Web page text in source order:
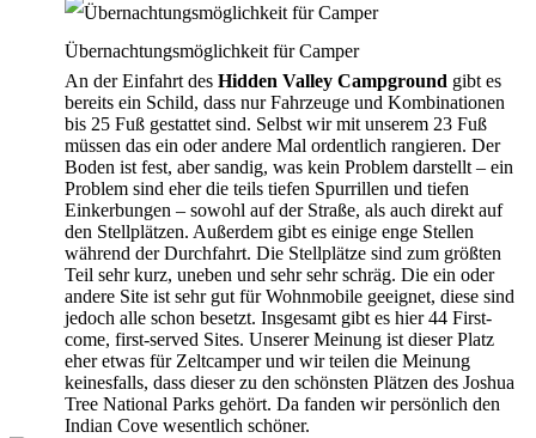
Übernachtungsmöglichkeit für Camper
An der Einfahrt des Hidden Valley Campground gibt es
bereits ein Schild, dass nur Fahrzeuge und Kombinationen
bis 25 Fuß gestattet sind. Selbst wir mit unserem 23 Fuß
müssen das ein oder andere Mal ordentlich rangieren. Der
Boden ist fest, aber sandig, was kein Problem darstellt – ein
Problem sind eher die teils tiefen Spurrillen und tiefen
Einkerbungen – sowohl auf der Straße, als auch direkt auf
den Stellplätzen. Außerdem gibt es einige enge Stellen
während der Durchfahrt. Die Stellplätze sind zum größten
Teil sehr kurz, uneben und sehr sehr schräg. Die ein oder
andere Site ist sehr gut für Wohnmobile geeignet, diese sind
jedoch alle schon besetzt. Insgesamt gibt es hier 44 First-
come, first-served Sites. Unserer Meinung ist dieser Platz
eher etwas für Zeltcamper und wir teilen die Meinung
keinesfalls, dass dieser zu den schönsten Plätzen des Joshua
Tree National Parks gehört. Da fanden wir persönlich den
Indian Cove wesentlich schöner.